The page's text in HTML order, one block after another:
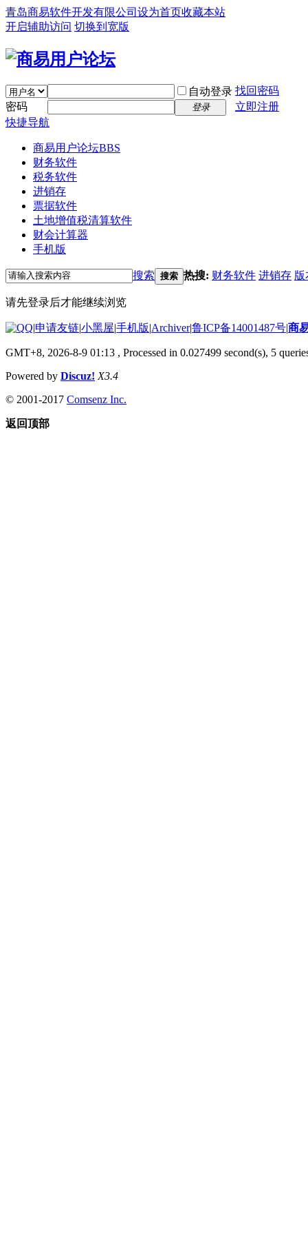
青岛商易软件开发有限公司 设为首页收藏本站
开启辅助访问 切换到宽版
自动登录 找回密码
密码
登录
立即注册
快捷导航
商易用户论坛BBS
财务软件
税务软件
进销存
票据软件
土地增值税清算软件
财会计算器
手机版
搜索 搜索 热搜: 财务软件 进销存 版
请先登录后才能继续浏览
|申请友链|小黑屋|手机版|Archiver|鲁ICP备14001487号|商
GMT+8, 2026-8-9 01:13 , Processed in 0.027499 second(s), 5
Powered by Discuz! X3.4
© 2001-2017 Comsenz Inc.
返回顶部